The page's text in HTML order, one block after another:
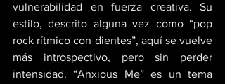
vulnerabilidad en fuerza creativa. Su
estilo, descrito alguna vez como “pop
rock rítmico con dientes”, aquí se vuelve
más introspectivo, pero sin perder
intensidad. “Anxious Me” es un tema